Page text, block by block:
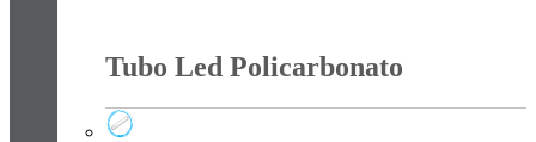
Tubo Led Policarbonato